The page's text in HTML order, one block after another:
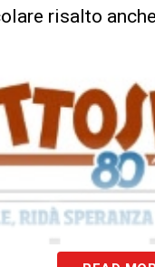
risalto